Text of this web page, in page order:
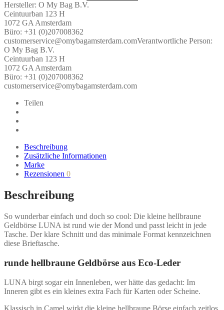
Hersteller: O My Bag B.V.
Ceintuurban 123 H
1072 GA Amsterdam
Büro: +31 (0)207008362
customerservice@omybagamsterdam.comVerantwortliche Person:
O My Bag B.V.
Ceintuurban 123 H
1072 GA Amsterdam
Büro: +31 (0)207008362
customerservice@omybagamsterdam.com
Teilen
Beschreibung
Zusätzliche Informationen
Marke
Rezensionen 0
Beschreibung
So wunderbar einfach und doch so cool: Die kleine hellbraune
Geldbörse LUNA ist rund wie der Mond und passt leicht in jede
Tasche. Der klare Schnitt und das minimale Format kennzeichnen
diese Brieftasche.
runde hellbraune Geldbörse aus Eco-Leder
LUNA birgt sogar ein Innenleben, wer hätte das gedacht: Im
Inneren gibt es ein kleines extra Fach für Karten oder Scheine.
Klassisch in Camel wirkt die kleine hellbraune Börse einfach zeitlos.